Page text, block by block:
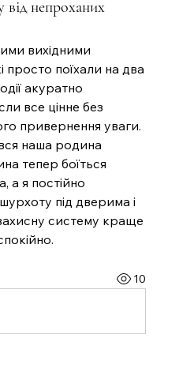
від непроханих
вихідними
просто поїхали на два
акуратно
все цінне без
привернення уваги.
наша родина
тепер боїться
а я постійно
під дверима і
систему краще
10